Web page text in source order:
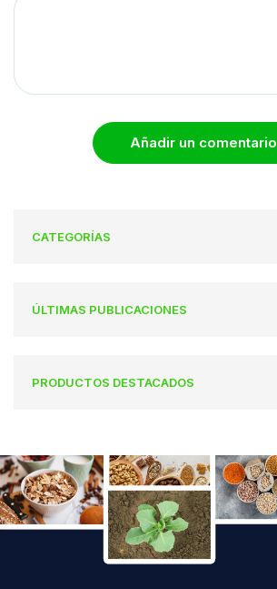
Añadir un comentario
CATEGORÍAS
ÚLTIMAS PUBLICACIONES
PRODUCTOS DESTACADOS